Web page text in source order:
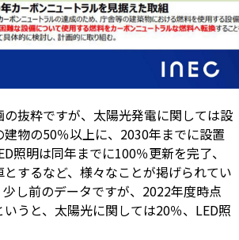
抜粋ですが、太陽光発電に関しては設
物の50％以上に、2030年までに設置
照明は同年までに100％更新を完了、
するなど、様々なことが掲げられてい
し前のデータですが、2022年度時点
うと、太陽光に関しては20％、LED照